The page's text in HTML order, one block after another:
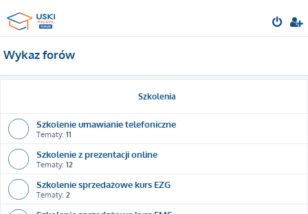
Wykaz forów
Szkolenia
Szkolenie umawianie telefoniczne
Tematy: 11
Szkolenie z prezentacji online
Tematy: 12
Szkolenie sprzedażowe kurs EZG
Tematy: 2